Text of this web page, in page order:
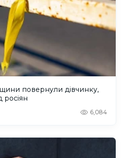
повернули дівчинку,
росіян
6,084